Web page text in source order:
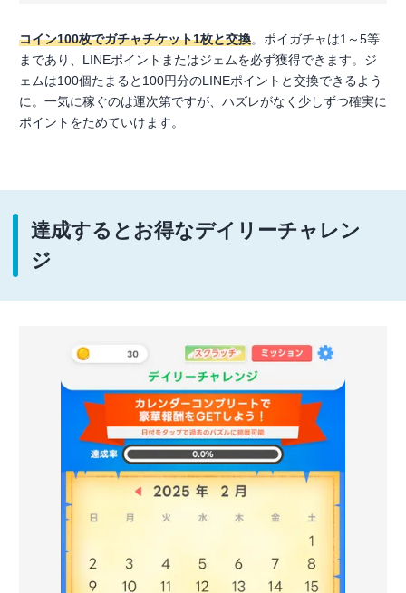
コイン100枚でガチャチケット1枚と交換。ポイガチャは1～5等
まであり、LINEポイントまたはジェムを必ず獲得できます。ジ
ェムは100個たまると100円分のLINEポイントと交換できるよう
に。一気に稼ぐのは運次第ですが、ハズレがなく少しずつ確実に
ポイントをためていけます。
達成するとお得なデイリーチャレン
ジ